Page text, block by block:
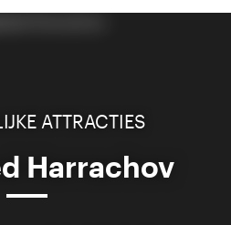
ATTRACTIES
Harrachov